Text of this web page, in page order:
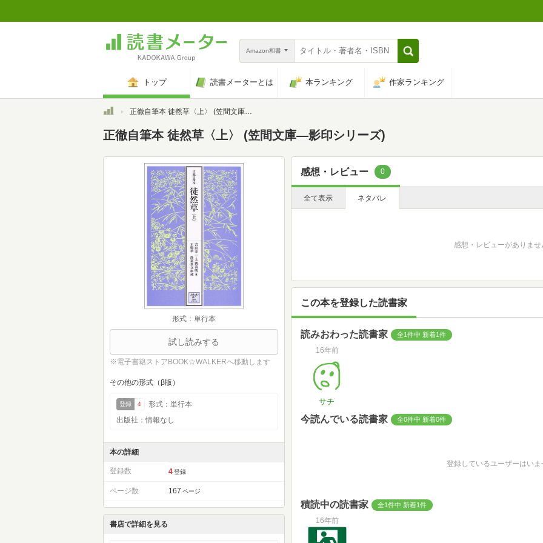
Amazon和書
トップ 読書メーターとは 本ランキング 作家ランキング
トップ正徹自筆本 徒然草〈上〉 (笠間文庫―影印シリーズ)
正徹自筆本 徒然草〈上〉 (笠間文庫―影印シリーズ)
形式：単行本
試し読みする
※電子書籍ストアBOOK☆WALKERへ移動します
その他の形式（β版）
登録 4
形式：単行本
出版社：情報なし
本の詳細
登録数 4 登録
ページ数 167 ページ
書店で詳細を見る
感想・レビュー 0
全て表示 ネタバレ
感想・レビューがありませ
この本を登録した読書家
読みおわった読書家 全1件中 新着1件
16年前
サチ
今読んでいる読書家 全0件中 新着0件
登録しているユーザーはいま
積読中の読書家 全1件中 新着1件
16年前